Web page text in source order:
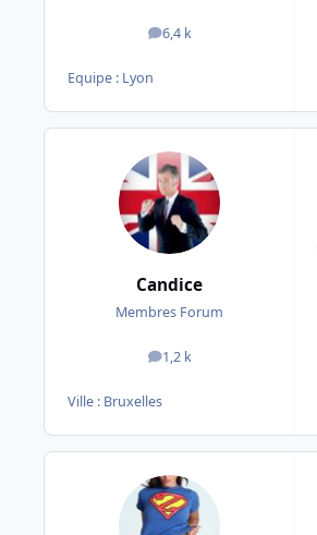
6,4 k
messages
Equipe : Lyon
Candice
Membres Forum
1,2 k
messages
Ville : Bruxelles